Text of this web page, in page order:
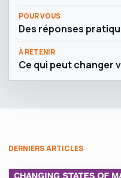
POUR VOUS
Des réponses
À RETENIR
Ce qui peut changer
DERNIERS ARTICLES